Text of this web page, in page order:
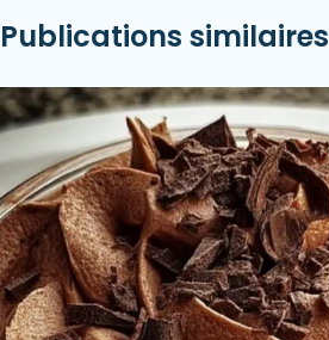
Publications similaires